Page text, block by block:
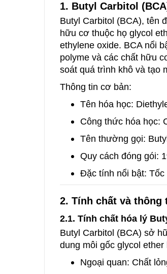
1. Butyl Carbitol
Butyl Carbitol (BCA), tên
hữu cơ thuộc họ glycol
ethylene oxide. BCA nổi
polyme và các chất hữu
soát quá trình khô và tạo
Thông tin cơ bản:
Tên hóa học:
Công thức hóa học:
Tên thường gọi:
Quy cách đóng gói:
Đặc tính nổi bật:
2. Tính chất và thông
2.1. Tính chất hóa lý
Butyl Carbitol (BCA) sở
dung môi gốc glycol
Ngoại quan: Chất